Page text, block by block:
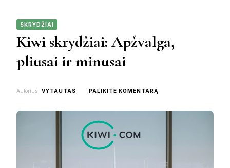
SKRYDŽIAI
Kiwi skrydžiai: Apžvalga,
pliusai ir minusai
Autorius VYTAUTAS PALIKITE KOMENTARĄ